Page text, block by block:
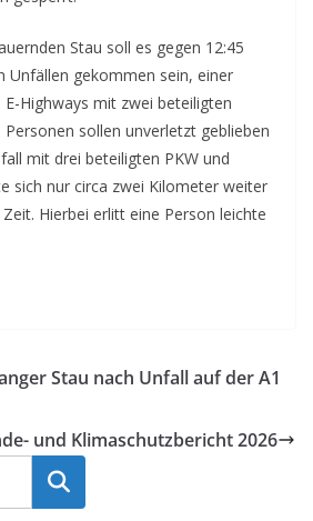
Stau soll es gegen 12:45
Unfällen gekommen sein, einer
Highways mit zwei beteiligten
Personen sollen unverletzt geblieben
mit drei beteiligten PKW und
sich nur circa zwei Kilometer weiter
Hierbei erlitt eine Person leichte
Stau nach Unfall auf der A1
und Klimaschutzbericht 2026
Suchen